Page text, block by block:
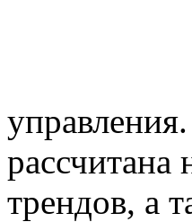
трендов, а